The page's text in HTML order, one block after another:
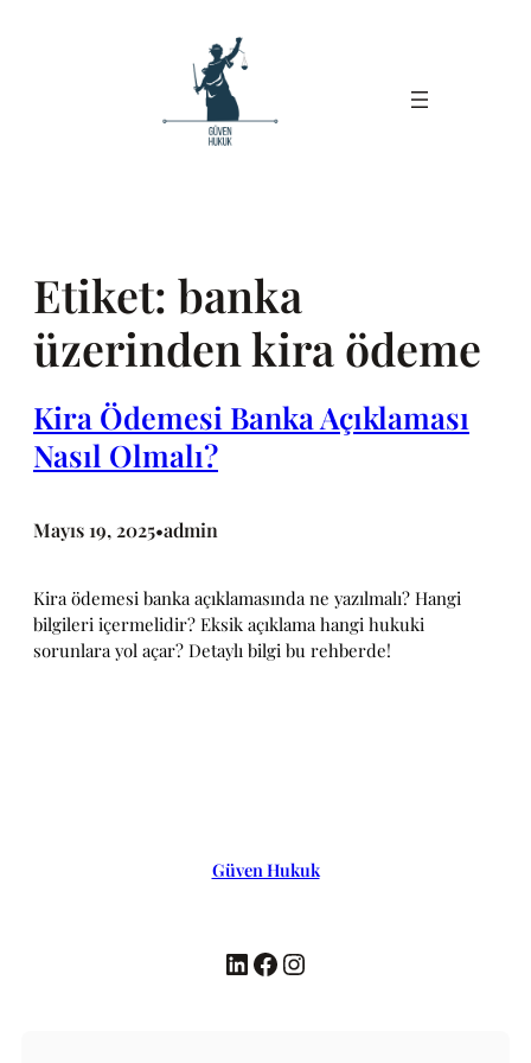
Etiket: banka
üzerinden kira ödeme
Kira Ödemesi Banka Açıklaması
Nasıl Olmalı?
Mayıs 19, 2025•admin
Kira ödemesi banka açıklamasında ne yazılmalı? Hangi
bilgileri içermelidir? Eksik açıklama hangi hukuki
sorunlara yol açar? Detaylı bilgi bu rehberde!
Güven Hukuk
LinkedIn Facebook Instagram